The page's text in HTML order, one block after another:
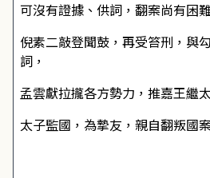
可沒有證據、供詞，翻案尚有困難
倪素二敲登聞鼓，再受笞刑，與
詞，
孟雲獻拉攏各方勢力，推嘉王繼
太子監國，為摯友，親自翻叛